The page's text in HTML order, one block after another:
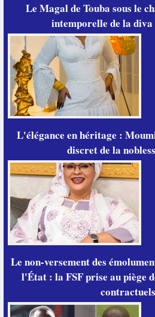
Le Magal de Touba sous le
intemporelle de la
L'élégance en héritage :
discret de la
Le non-versement des
l'État : la FSF prise au piège
contractuels